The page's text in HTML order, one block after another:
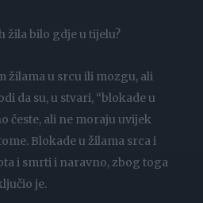
žila bilo gdje u tijelu?
žilama u srcu ili mozgu, ali
da su, u stvari, “blokade u
česte, ali ne moraju uvijek
Blokade u žilama srca i
i smrti i naravno, zbog toga
je.